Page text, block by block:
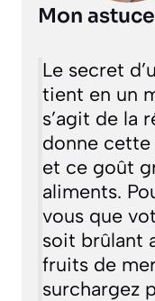
Mon
Le secret
tient en un
s’agit de la
donne
et ce goût
aliments.
vous que
soit brûlant
fruits de
surchargez